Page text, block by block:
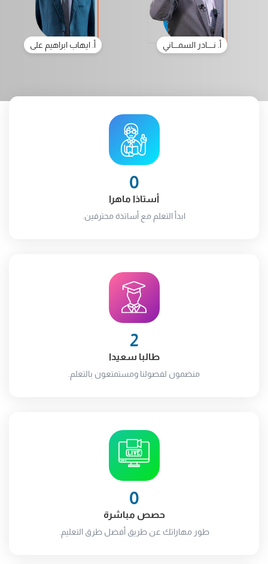
أ. نـــــادر السمــــاني أ. ايهاب ابراهيم على
0
أستاذا ماهرا
ابدأ التعلم مع أساتذة محترفين.
2
طالبا سعيدا
منضمون لفصولنا ومستمتعون بالتعلم.
0
حصص مباشرة
طور مهاراتك عن طريق أفضل طرق التعليم.